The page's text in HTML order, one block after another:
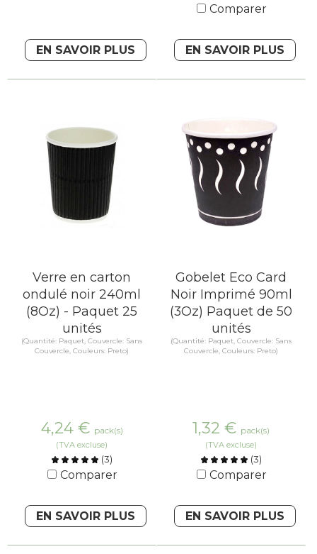
EN SAVOIR PLUS
Comparer
EN SAVOIR PLUS
Verre en carton
ondulé noir 240ml
(8Oz) - Paquet 25
unités
(Quantité: Paquet, Couvercle: Sans
Couvercle, Couleurs: Preto)
4,24 € pack(s)
(TVA excluse)
(3)
Comparer
EN SAVOIR PLUS
Gobelet Eco Card
Noir Imprimé 90ml
(3Oz) Paquet de 50
unités
(Quantité: Paquet, Couvercle: Sans
Couvercle, Couleurs: Preto)
1,32 € pack(s)
(TVA excluse)
(3)
Comparer
EN SAVOIR PLUS